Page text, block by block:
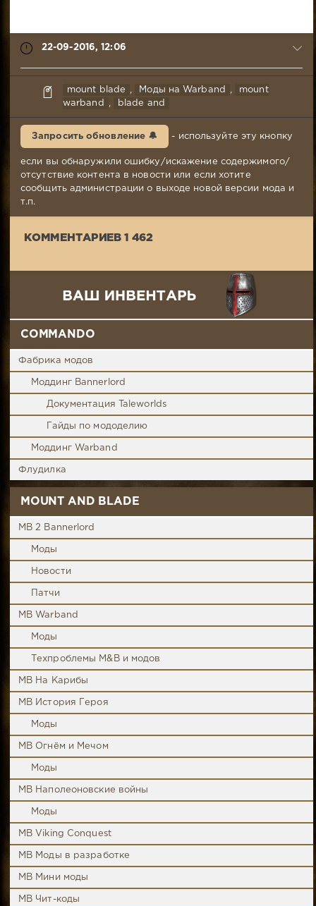
22-09-2016, 12:06
haydra
09-
Комментариев:
1
462
mount blade , Моды на Warband ,
mount
warband
, blade and
Запросить обновление 🔔 - используйте эту кнопку
если вы обнаружили ошибку/искажение содержимого/
отсутствие контента в новости или если хотите
сообщить администрации о выходе новой версии мода и
т.п.
КОММЕНТАРИЕВ 1 462
COMMANDO
Фабрика модов
Моддинг Bannerlord
Документация Taleworlds
Гайды по мододелию
Моддинг Warband
Флудилка
MOUNT AND BLADE
MB 2 Bannerlord
Моды
Новости
Патчи
MB Warband
Моды
Техпроблемы M&B и модов
MB На Карибы
MB История Героя
Моды
MB Огнём и Мечом
Моды
MB Наполеоновские войны
Моды
MB Viking Conquest
MB Моды в разработке
MB Мини моды
MB Чит-коды